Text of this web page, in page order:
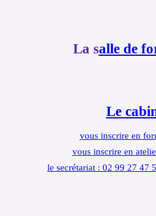
La salle de
Le
vous inscrire en
vous inscrire en
le secrétariat : 02 99 27 47